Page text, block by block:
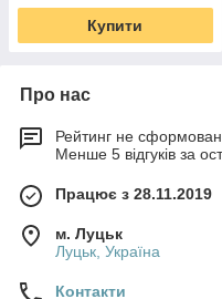
Купити
Про нас
Рейтинг не
Менше 5 відгуків за
Працює з 28.11.2019
м. Луцьк
Луцьк, Україна
Контакти